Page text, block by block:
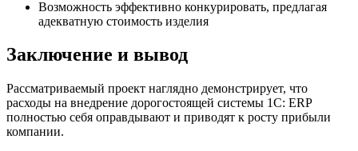
Возможность эффективно конкурировать, предлагая
адекватную стоимость изделия
Заключение и вывод
Рассматриваемый проект наглядно демонстрирует, что
расходы на внедрение дорогостоящей системы 1С: ERP
полностью себя оправдывают и приводят к росту прибыли
компании.